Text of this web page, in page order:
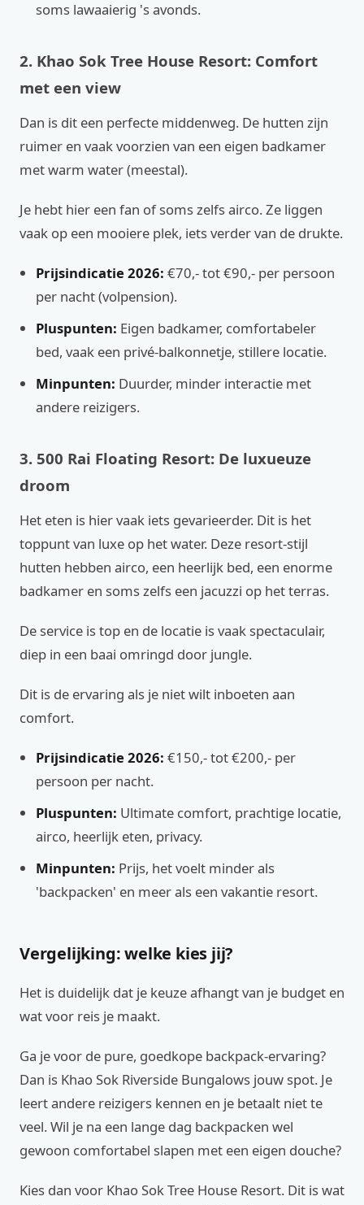
soms lawaaierig 's avonds.
2. Khao Sok Tree House Resort: Comfort
met een view
Dan is dit een perfecte middenweg. De hutten zijn
ruimer en vaak voorzien van een eigen badkamer
met warm water (meestal).
Je hebt hier een fan of soms zelfs airco. Ze liggen
vaak op een mooiere plek, iets verder van de drukte.
Prijsindicatie 2026: €70,- tot €90,- per persoon
per nacht (volpension).
Pluspunten: Eigen badkamer, comfortabeler
bed, vaak een privé-balkonnetje, stillere locatie.
Minpunten: Duurder, minder interactie met
andere reizigers.
3. 500 Rai Floating Resort: De luxueuze
droom
Het eten is hier vaak iets gevarieerder. Dit is het
toppunt van luxe op het water. Deze resort-stijl
hutten hebben airco, een heerlijk bed, een enorme
badkamer en soms zelfs een jacuzzi op het terras.
De service is top en de locatie is vaak spectaculair,
diep in een baai omringd door jungle.
Dit is de ervaring als je niet wilt inboeten aan
comfort.
Prijsindicatie 2026: €150,- tot €200,- per
persoon per nacht.
Pluspunten: Ultimate comfort, prachtige locatie,
airco, heerlijk eten, privacy.
Minpunten: Prijs, het voelt minder als
'backpacken' en meer als een vakantie resort.
Vergelijking: welke kies jij?
Het is duidelijk dat je keuze afhangt van je budget en
wat voor reis je maakt.
Ga je voor de pure, goedkope backpack-ervaring?
Dan is Khao Sok Riverside Bungalows jouw spot. Je
leert andere reizigers kennen en je betaalt niet te
veel. Wil je na een lange dag backpacken wel
gewoon comfortabel slapen met een eigen douche?
Kies dan voor Khao Sok Tree House Resort. Dit is wat